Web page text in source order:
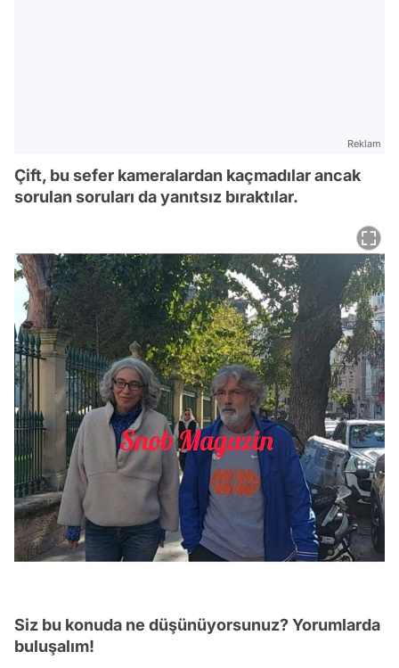
Reklam
Çift, bu sefer kameralardan kaçmadılar ancak
sorulan soruları da yanıtsız bıraktılar.
Siz bu konuda ne düşünüyorsunuz? Yorumlarda
buluşalım!